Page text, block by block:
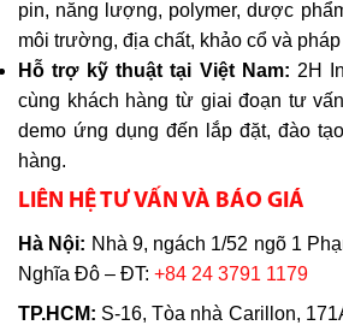
pin, năng lượng, polymer, dược
môi trường, địa chất, khảo cổ và pháp
Hỗ trợ kỹ thuật tại Việt Nam: 2H
cùng khách hàng từ giai đoạn tư
demo ứng dụng đến lắp đặt, đào
hàng.
LIÊN HỆ TƯ VẤN VÀ BÁO GIÁ
Hà Nội: Nhà 9, ngách 1/52 ngõ 1
Nghĩa Đô – ĐT: +84 24 3791 1179
TP.HCM: S-16, Tòa nhà Carillon,